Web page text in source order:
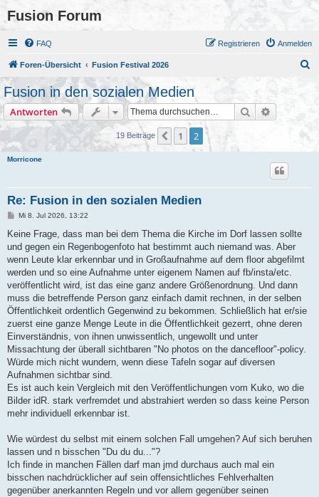
Fusion Forum
FAQ Anmelden
Registrieren
Foren-Übersicht Fusion Festival 2026
Fusion in den sozialen Medien
Antworten Suche
19 Beiträge Vorherige
1 2
Morricone
Re: Fusion in den sozialen Medien
B
i
r
a
Mi 8. Jul 2026, 13:22
Keine Frage, dass man bei dem Thema die Kirche im Dorf lassen sollte
und gegen ein Regenbogenfoto hat bestimmt auch niemand was. Aber
wenn Leute klar erkennbar und in Großaufnahme auf dem floor abgefilmt
werden und so eine Aufnahme unter eigenem Namen auf fb/insta/etc.
veröffentlicht wird, ist das eine ganz andere Größenordnung. Und dann
muss die betreffende Person ganz einfach damit rechnen, in der selben
Öffentlichkeit ordentlich Gegenwind zu bekommen. Schließlich hat er/sie
zuerst eine ganze Menge Leute in die Öffentlichkeit gezerrt, ohne deren
Einverständnis, von ihnen unwissentlich, ungewollt und unter
Missachtung der überall sichtbaren "No photos on the dancefloor"-policy.
Würde mich nicht wundern, wenn diese Tafeln sogar auf diversen
Aufnahmen sichtbar sind.
Es ist auch kein Vergleich mit den Veröffentlichungen vom Kuko, wo die
Bilder idR. stark verfremdet und abstrahiert werden so dass keine Person
mehr individuell erkennbar ist.
Wie würdest du selbst mit einem solchen Fall umgehen? Auf sich beruhen
lassen und n bisschen "Du du du..."?
Ich finde in manchen Fällen darf man jmd durchaus auch mal ein
bisschen nachdrücklicher auf sein offensichtliches Fehlverhalten
gegenüber anerkannten Regeln und vor allem gegenüber seinen